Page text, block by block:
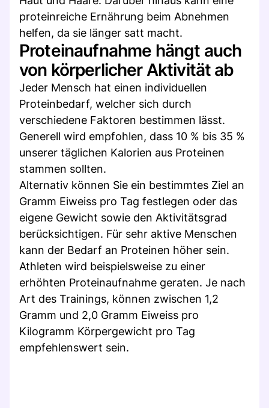
proteinreiche Ernährung beim Abnehmen
helfen, da sie länger satt macht.
Proteinaufnahme hängt auch
von körperlicher Aktivität ab
Jeder Mensch hat einen individuellen
Proteinbedarf, welcher sich durch
verschiedene Faktoren bestimmen lässt.
Generell wird empfohlen, dass 10 % bis 35 %
unserer täglichen Kalorien aus Proteinen
stammen sollten.
Alternativ können Sie ein bestimmtes Ziel an
Gramm Eiweiss pro Tag festlegen oder das
eigene Gewicht sowie den Aktivitätsgrad
berücksichtigen. Für sehr aktive Menschen
kann der Bedarf an Proteinen höher sein.
Athleten wird beispielsweise zu einer
erhöhten Proteinaufnahme geraten. Je nach
Art des Trainings, können zwischen 1,2
Gramm und 2,0 Gramm Eiweiss pro
Kilogramm Körpergewicht pro Tag
empfehlenswert sein.